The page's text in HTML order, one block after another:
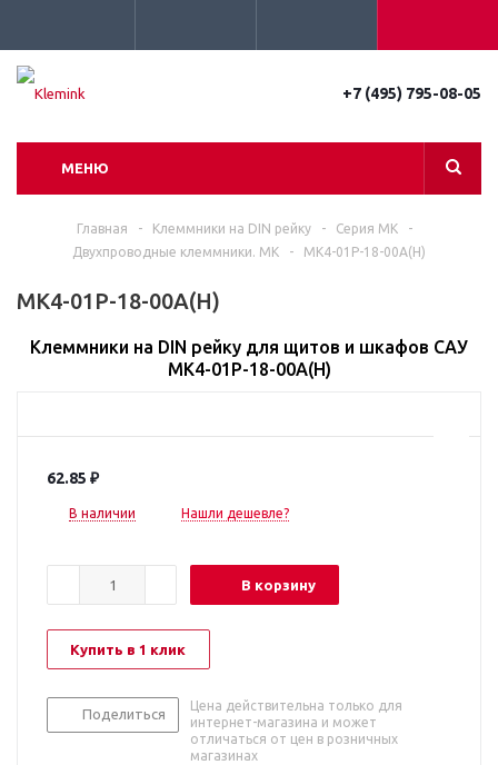
+7 (495) 795-08-05
МЕНЮ
Главная - Клеммники на DIN рейку - Серия MK
-
Двухпроводные клеммники. MK
- MK4-01P-18-00A(H)
MK4-01P-18-00A(H)
Клеммники на DIN рейку для щитов и шкафов САУ
MK4-01P-18-00A(H)
62.85 ₽
В наличии Нашли дешевле?
В корзину
Купить в 1 клик
Поделиться
Цена действительна только для
интернет-магазина и может
отличаться от цен в розничных
магазинах